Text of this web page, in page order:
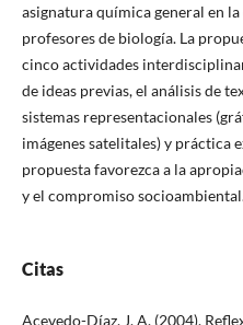
asignatura química general en
profesores de biología. La
cinco actividades
de ideas previas, el análisis de
sistemas representacionales
imágenes satelitales) y práctica
propuesta favorezca a la
y el compromiso
Citas
Acevedo-Díaz, J. A. (2004).